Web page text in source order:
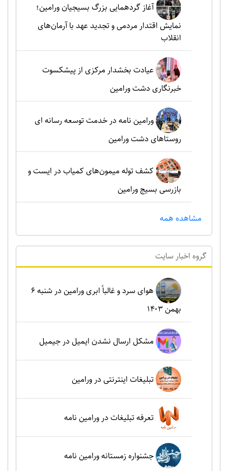
آغاز گردهمایی بزرگ بسیجیان ورامین؛
نمایش اقتدار مردمی و تجدید عهد با آرمان‌های
انقلاب
عیادت بخشدار مرکزی از پیشکسوت
خبرنگاری دشت ورامین
ورامین نامه در خدمت توسعه رسانه ای
روستاهای دشت ورامین
کشف توله میمون‌های کمیاب در ایست و
بازرسی بسیج ورامین
مشاهده همه
گروه اخبار سايت
هوای سرد و غالباً ابری ورامین در شنبه ۶
بهمن ۱۴۰۳
مشکل ارسال نشدن ایمیل در جیمیل
تبلیغات اینترنتی در ورامین
تعرفه تبلیغات در ورامین نامه
جشنواره زمستانه ورامین نامه